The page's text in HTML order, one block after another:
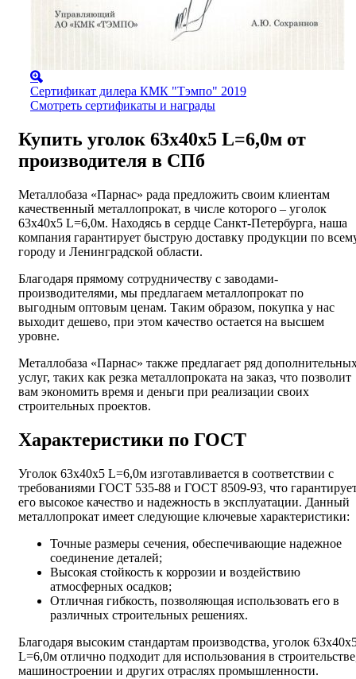
Сертификат дилера КМК "Тэмпо" 2019
Смотреть сертификаты и награды
Купить уголок 63х40х5 L=6,0м от
производителя в СПб
Металлобаза «Парнас» рада предложить своим клиентам
качественный металлопрокат, в числе которого – уголок
63х40х5 L=6,0м. Находясь в сердце Санкт-Петербурга, наша
компания гарантирует быструю доставку продукции по
городу и Ленинградской области.
Благодаря прямому сотрудничеству с заводами-
производителями, мы предлагаем металлопрокат по
выгодным оптовым ценам. Таким образом, покупка у нас
выходит дешево, при этом качество остается на высшем
уровне.
Металлобаза «Парнас» также предлагает ряд
услуг, таких как резка металлопроката на заказ, что позволит
вам экономить время и деньги при реализации своих
строительных проектов.
Характеристики по ГОСТ
Уголок 63х40х5 L=6,0м изготавливается в соответствии с
требованиями ГОСТ 535-88 и ГОСТ 8509-93, что
его высокое качество и надежность в эксплуатации. Данный
металлопрокат имеет следующие ключевые характеристики:
Точные размеры сечения, обеспечивающие надежное
соединение деталей;
Высокая стойкость к коррозии и воздействию
атмосферных осадков;
Отличная гибкость, позволяющая использовать его в
различных строительных решениях.
Благодаря высоким стандартам производства, уголок
L=6,0м отлично подходит для использования в
машиностроении и других отраслях промышленности.